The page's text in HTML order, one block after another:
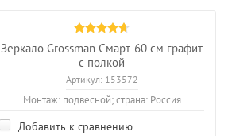
Зеркало Grossman Смарт-60 см графит
с полкой
Артикул:153572
Монтаж: подвесной; страна: Россия
Добавить к сравнению